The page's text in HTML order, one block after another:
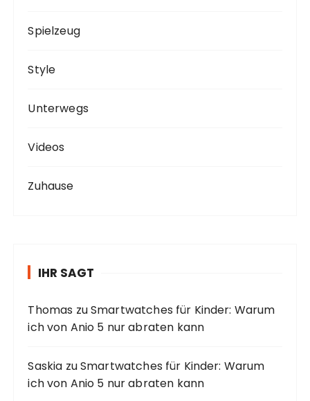
Spielzeug
Style
Unterwegs
Videos
Zuhause
IHR SAGT
Thomas zuSmartwatches für Kinder: Warum
ich von Anio 5 nur abraten kann
Saskia zuSmartwatches für Kinder: Warum
ich von Anio 5 nur abraten kann